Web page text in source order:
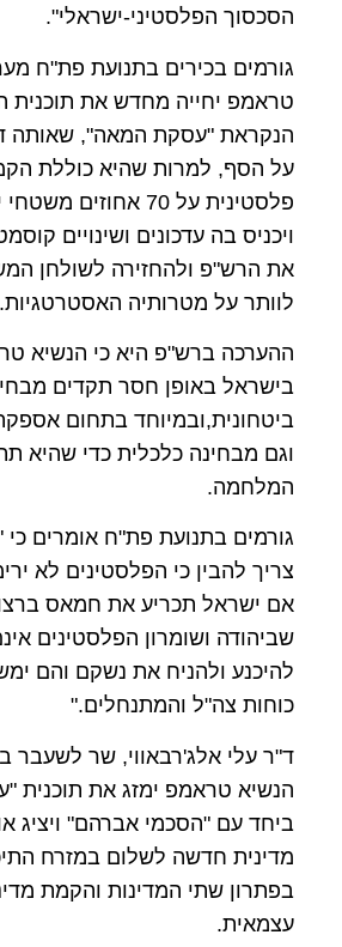
הסכסוך הפלסטיני-ישראלי".
גורמים בכירים בתנועת פת"ח
טראמפ יחייה מחדש את תוכנית
הנקראת "עסקת המאה", שאותה
על הסף, למרות שהיא כוללת
פלסטינית על 70
ויכניס בה עדכונים ושינויים
את הרש"פ ולהחזירה לשולחן
לוותר על מטרותיה האסטרטגיות.
ההערכה ברש"פ היא כי הנשיא
בישראל באופן חסר תקדים
ביטחונית,ובמיוחד בתחום
וגם מבחינה כלכלית כדי שהיא
המלחמה.
גורמים בתנועת פת"ח אומרים
צריך להבין כי הפלסטינים לא
אם ישראל תכריע את חמאס
שביהודה ושומרון הפלסטינים
להיכנע ולהניח את נשקם והם
כוחות צה"ל והמתנחלים."
ד"ר עלי אלג'רבאווי, שר לשעבר
הנשיא טראמפ ימזג את תוכנית
ביחד עם "הסכמי אברהם" ויציג
מדינית חדשה לשלום במזרח
בפתרון שתי המדינות והקמת
עצמאית.